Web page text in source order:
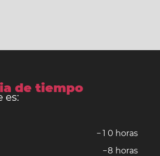
de tiempo
es:
− 1 0 horas
−8 horas